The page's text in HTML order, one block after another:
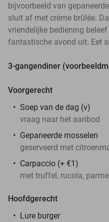
bijvoorbeeld van
sluit af met crème brûlée.
vriendelijke bediening
fantastische avond uit. Eet
3-gangendiner
Voorgerecht
Soep van de dag (v)
vraag naar het aanbod
Gepaneerde mosselen
geserveerd met
Carpaccio (+ €1)
met truffel, rucola,
Hoofdgerecht
Lure burger